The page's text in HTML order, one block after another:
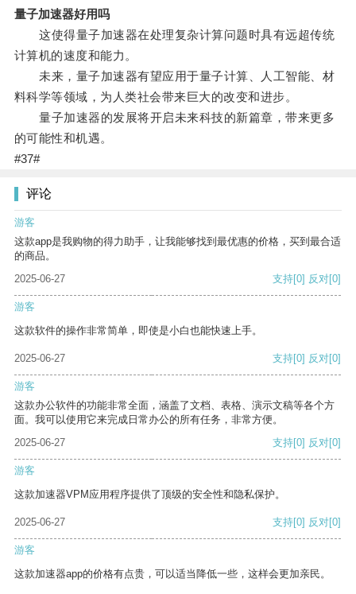
量子加速器好用吗
这使得量子加速器在处理复杂计算问题时具有远超传统
计算机的速度和能力。
未来，量子加速器有望应用于量子计算、人工智能、材
料科学等领域，为人类社会带来巨大的改变和进步。
量子加速器的发展将开启未来科技的新篇章，带来更多
的可能性和机遇。
#37#
评论
游客
这款app是我购物的得力助手，让我能够找到最优惠的价格，买到最合适
的商品。
2025-06-27
支持[0] 反对[0]
游客
这款软件的操作非常简单，即使是小白也能快速上手。
2025-06-27 支持[0] 反对[0]
游客
这款办公软件的功能非常全面，涵盖了文档、表格、演示文稿等各个方
面。我可以使用它来完成日常办公的所有任务，非常方便。
2025-06-27
支持[0] 反对[0]
游客
这款加速器VPM应用程序提供了顶级的安全性和隐私保护。
2025-06-27 支持[0] 反对[0]
游客
这款加速器app的价格有点贵，可以适当降低一些，这样会更加亲民。